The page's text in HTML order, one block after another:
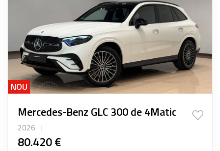
NOU
Mercedes-Benz GLC 300 de 4Matic
2026 |
80.420 €